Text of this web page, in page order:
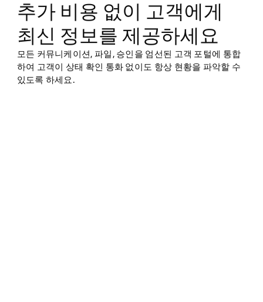
추가 비용 없이 고객에게
최신 정보를 제공하세요
모든 커뮤니케이션, 파일, 승인을 엄선된 고객 포털에 통합
하여 고객이 상태 확인 통화 없이도 항상 현황을 파악할 수
있도록 하세요.